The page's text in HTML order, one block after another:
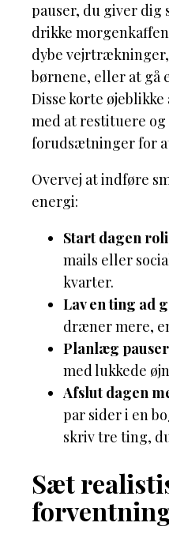
pauser, du giver dig
drikke
dybe
børnene, eller at gå
Disse korte
med at restituere
forudsætninger for
Overvej at indføre
energi:
Start dagen
mails eller
kvarter.
Lav en ting ad
dræner mere,
Planlæg pauser
med lukkede
Afslut dagen
par sider i en
skriv tre ting,
Sæt